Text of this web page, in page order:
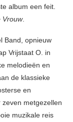
album een feit.
Vrouw.
Band, opnieuw
Vrijstaat O. in
melodieën en
de klassieke
en
metgezellen
muzikale reis